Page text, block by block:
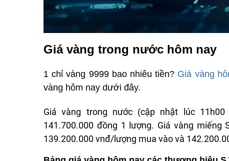
Giá vàng trong nước hôm nay
1 chỉ vàng 9999 bao nhiêu tiền? Giá vàng
vàng hôm nay dưới đây.
Giá vàng trong nước (cập nhật lúc
141.700.000 đồng 1 lượng. Giá vàng miếng
139.200.000 vnđ/lượng mua vào và